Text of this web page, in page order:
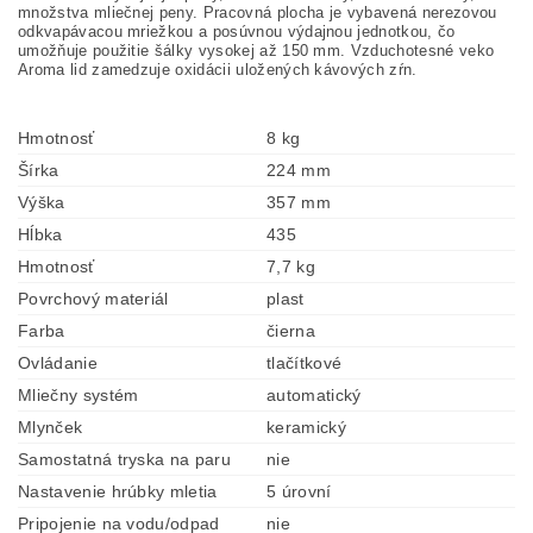
množstva mliečnej peny. Pracovná plocha je vybavená nerezovou
odkvapávacou mriežkou a posúvnou výdajnou jednotkou, čo
umožňuje použitie šálky vysokej až 150 mm. Vzduchotesné veko
Aroma lid zamedzuje oxidácii uložených kávových zŕn.
Hmotnosť
8 kg
Šírka
224 mm
Výška
357 mm
Hĺbka
435
Hmotnosť
7,7 kg
Povrchový materiál
plast
Farba
čierna
Ovládanie
tlačítkové
Mliečny systém
automatický
Mlynček
keramický
Samostatná tryska na paru
nie
Nastavenie hrúbky mletia
5 úrovní
Pripojenie na vodu/odpad
nie